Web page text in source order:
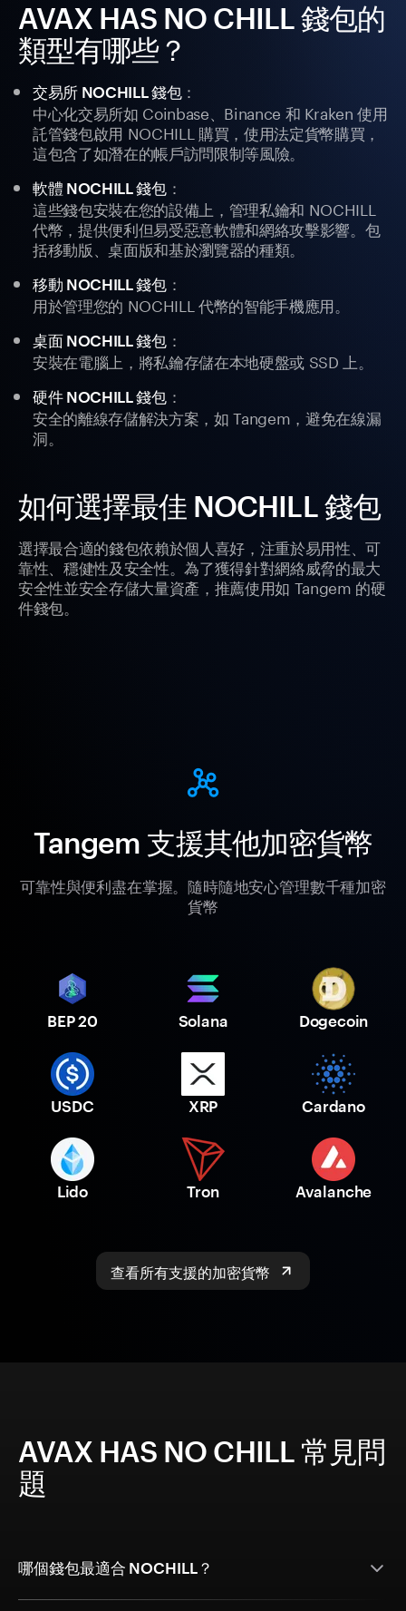
AVAX HAS NO CHILL 錢包的
類型有哪些？
交易所 NOCHILL 錢包：
中心化交易所如 Coinbase、Binance 和 Kraken 使用
託管錢包啟用 NOCHILL 購買，使用法定貨幣購買，
這包含了如潛在的帳戶訪問限制等風險。
軟體 NOCHILL 錢包：
這些錢包安裝在您的設備上，管理私鑰和 NOCHILL
代幣，提供便利但易受惡意軟體和網絡攻擊影響。包
括移動版、桌面版和基於瀏覽器的種類。
移動 NOCHILL 錢包：
用於管理您的 NOCHILL 代幣的智能手機應用。
桌面 NOCHILL 錢包：
安裝在電腦上，將私鑰存儲在本地硬盤或 SSD 上。
硬件 NOCHILL 錢包：
安全的離線存儲解決方案，如 Tangem，避免在線漏
洞。
如何選擇最佳 NOCHILL 錢包
選擇最合適的錢包依賴於個人喜好，注重於易用性、可
靠性、穩健性及安全性。為了獲得針對網絡威脅的最大
安全性並安全存儲大量資產，推薦使用如 Tangem 的硬
件錢包。
Tangem 支援其他加密貨幣
可靠性與便利盡在掌握。隨時隨地安心管理數千種加密
貨幣
BEP 20 Solana Dogecoin
USDC XRP Cardano
Lido Tron Avalanche
查看所有支援的加密貨幣
AVAX HAS NO CHILL 常見問
題
哪個錢包最適合 NOCHILL？